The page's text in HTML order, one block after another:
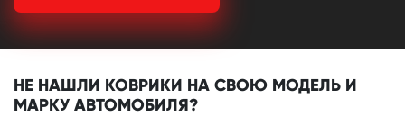
НЕ НАШЛИ КОВРИКИ НА СВОЮ МОДЕЛЬ И
МАРКУ АВТОМОБИЛЯ?